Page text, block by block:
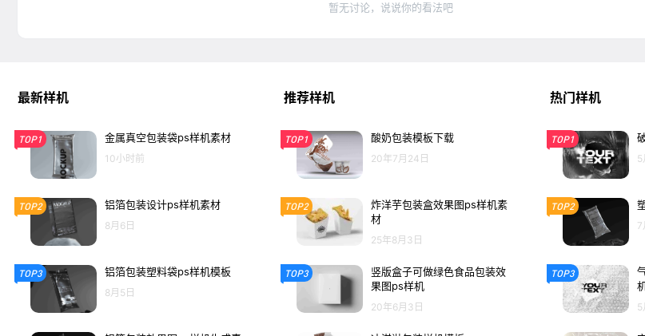
暂无讨论，说说你的看法吧
最新样机
TOP1 金属真空包装袋ps样机素材
10小时前
TOP2 铝箔包装设计ps样机素材
8月6日
TOP3 铝箔包装塑料袋ps样机模板
8月5日
推荐样机
TOP1 酸奶包装模板下载
20年7月24日
TOP2
炸洋芋包装盒效果图ps样机素
材
25年8月3日
TOP3
竖版盒子可做绿色食品包装效
果图ps样机
20年6月3日
热门样机
TOP1
5
TOP2
7
TOP3
5